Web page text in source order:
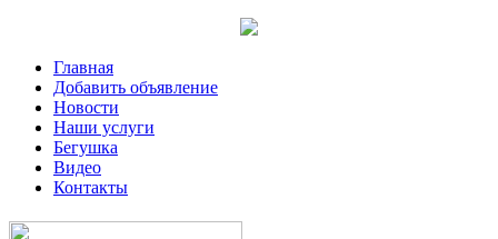
Главная
Добавить объявление
Новости
Наши услуги
Бегушка
Видео
Контакты